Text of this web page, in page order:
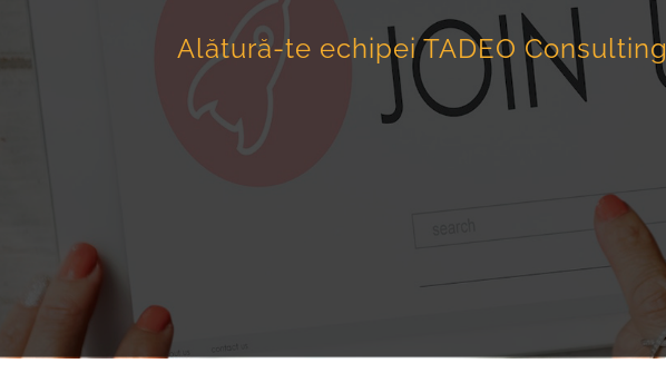
Alătură-te echipei TADEO Consulting